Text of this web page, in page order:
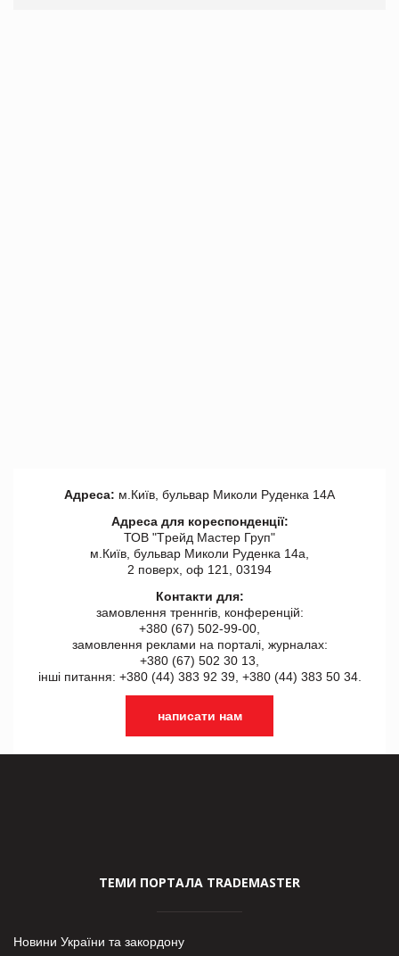
Адреса: м.Київ, бульвар Миколи Руденка 14А
Адреса для кореспонденції:
ТОВ "Tрейд Мастер Груп"
м.Київ, бульвар Миколи Руденка 14а,
2 поверх, оф 121, 03194
Контакти для:
замовлення треннгів, конференцій:
+380 (67) 502-99-00,
замовлення реклами на порталі, журналах:
+380 (67) 502 30 13,
інші питання: +380 (44) 383 92 39, +380 (44) 383 50 34.
написати нам
ТЕМИ ПОРТАЛА TRADEMASTER
Новини України та закордону